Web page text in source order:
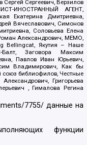
Сергеевич, Верзилов
ИНОСТРАННЫЙ АГЕНТ,
Екатерина Дмитриевна,
Вячеславович, Симонов
Соловьева Елена
Александрович, МЕМО,
Bellingcat, Якутия – Наше
Заговора Максим
Павлов Иван Юрьевич,
Владимирович, Как бы
союз библиофилов, Честные
Григорьева
, Гималова Регина
7755/ данные на
функции